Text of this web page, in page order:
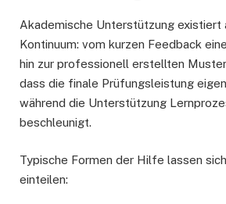
Akademische Unterstützung existiert
Kontinuum: vom kurzen Feedback
hin zur professionell erstellten
dass die finale Prüfungsleistung
während die Unterstützung
beschleunigt.
Typische Formen der Hilfe lassen
einteilen: